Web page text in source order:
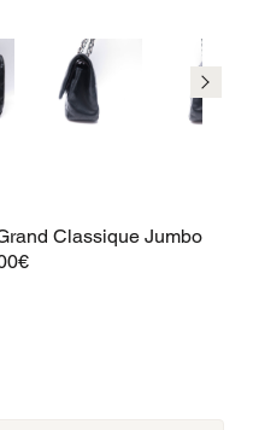
Classique Jumbo